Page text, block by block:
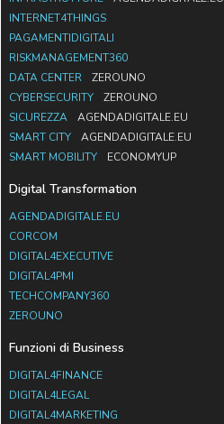
INTERNET4THINGS
PAGAMENTIDIGITALI
RISKMANAGEMENT360
DATA CENTER
ZEROUNO
CYBERSECURITY
ZEROUNO
SICUREZZA
AGENDADIGITALE.EU
SMART CITY
AGENDADIGITALE.EU
SMART MOBILITY
ECONOMYUP
Digital Transformation
AGENDADIGITALE.EU
CORCOM
DIGITAL4EXECUTIVE
DIGITAL4PMI
TECHCOMPANY360
ZEROUNO
Funzioni di Business
DIGITAL4FINANCE
DIGITAL4LEGAL
DIGITAL4MARKETING